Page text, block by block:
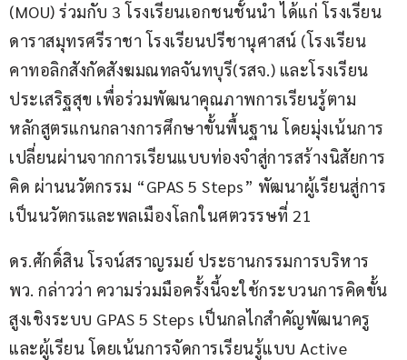
(MOU) ร่วมกับ 3 โรงเรียนเอกชนชั้นนำ ได้แก่ โรงเรียน
ดาราสมุทรศรีราชา โรงเรียนปรีชานุศาสน์ (โรงเรียน
คาทอลิกสังกัดสังฆมณทลจันทบุรี(รสจ.) และโรงเรียน
ประเสริฐสุข เพื่อร่วมพัฒนาคุณภาพการเรียนรู้ตาม
หลักสูตรแกนกลางการศึกษาขั้นพื้นฐาน โดยมุ่งเน้นการ
เปลี่ยนผ่านจากการเรียนแบบท่องจำสู่การสร้างนิสัยการ
คิด ผ่านนวัตกรรม “GPAS 5 Steps” พัฒนาผู้เรียนสู่การ
เป็นนวัตกรและพลเมืองโลกในศตวรรษที่ 21
ดร.ศักดิ์สิน โรจน์สราญรมย์ ประธานกรรมการบริหาร
พว. กล่าวว่า ความร่วมมือครั้งนี้จะใช้กระบวนการคิดขั้น
สูงเชิงระบบ GPAS 5 Steps เป็นกลไกสำคัญพัฒนาครู
และผู้เรียน โดยเน้นการจัดการเรียนรู้แบบ Active